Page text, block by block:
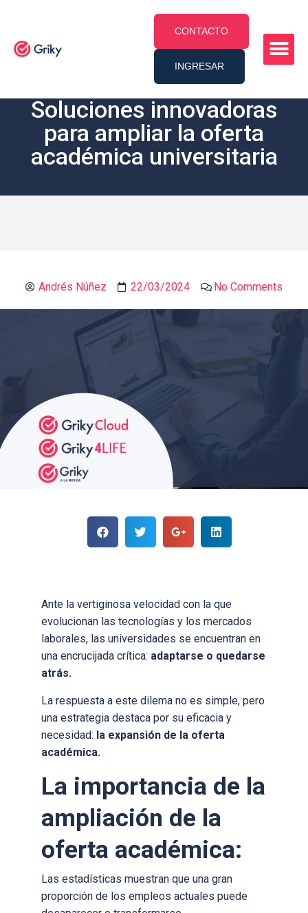
CONTACTO
INGRESAR
Soluciones innovadoras
para ampliar la oferta
académica universitaria
Andrés Núñez 22/03/2024 No Comments
Ante la vertiginosa velocidad con la que
evolucionan las tecnologías y los mercados
laborales, las universidades se encuentran en
una encrucijada crítica: adaptarse o quedarse
atrás.
La respuesta a este dilema no es simple, pero
una estrategia destaca por su eficacia y
necesidad: la expansión de la oferta
académica.
La importancia de la
ampliación de la
oferta académica:
Las estadísticas muestran que una gran
proporción de los empleos actuales puede